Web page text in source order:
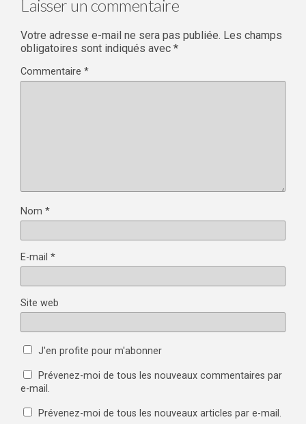
Laisser un commentaire
Votre adresse e-mail ne sera pas publiée. Les champs
obligatoires sont indiqués avec *
Commentaire *
Nom *
E-mail *
Site web
J'en profite pour m'abonner
Prévenez-moi de tous les nouveaux commentaires par
e-mail.
Prévenez-moi de tous les nouveaux articles par e-mail.